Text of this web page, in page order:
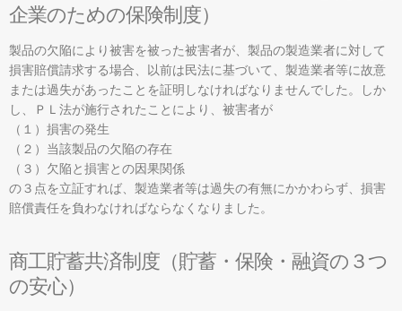
企業のための保険制度）
製品の欠陥により被害を被った被害者が、製品の製造業者に対して
損害賠償請求する場合、以前は民法に基づいて、製造業者等に故意
または過失があったことを証明しなければなりませんでした。しか
し、ＰＬ法が施行されたことにより、被害者が
（１）損害の発生
（２）当該製品の欠陥の存在
（３）欠陥と損害との因果関係
の３点を立証すれば、製造業者等は過失の有無にかかわらず、損害
賠償責任を負わなければならなくなりました。
商工貯蓄共済制度（貯蓄・保険・融資の３つ
の安心）